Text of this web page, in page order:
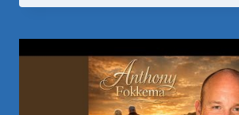
–
NIET
OM
MIJ
(OFFICIËLE
VIDEOCLIP)